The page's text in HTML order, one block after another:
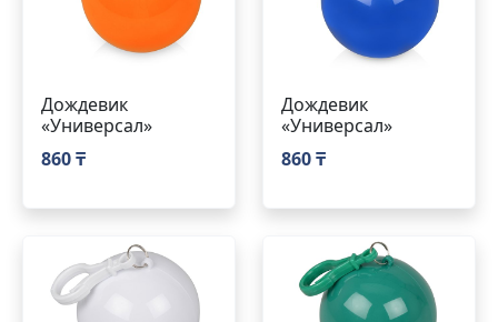
Дождевик
«Универсал»
860 ₸
Дождевик
«Универсал»
860 ₸